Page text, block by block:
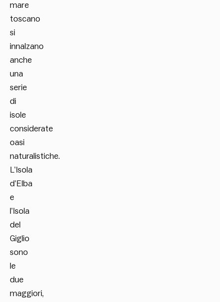
mare
toscano
si
innalzano
anche
una
serie
di
isole
considerate
oasi
naturalistiche.
L’Isola
d’Elba
e
l’Isola
del
Giglio
sono
le
due
maggiori,